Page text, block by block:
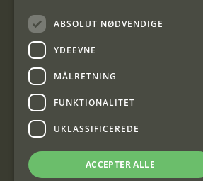
Interjakt DK
Interjakt Sweden AB, Årjäng
Org: 553222-3915
ABSOLUT NØDVENDIGE
YDEEVNE
MÅLRETNING
FUNKTIONALITET
UKLASSIFICEREDE
ACCEPTER ALLE